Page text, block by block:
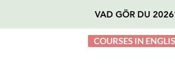
VAD GÖR DU
COURSES IN